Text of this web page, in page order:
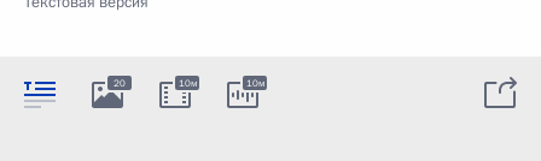
20 10м 10м